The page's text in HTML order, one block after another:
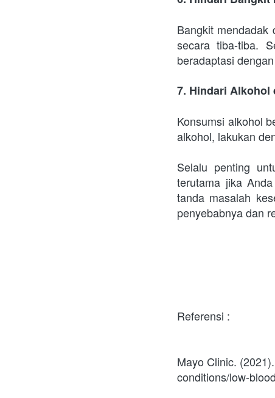
Bangkit mendadak
secara tiba-tiba.
beradaptasi
7. Hindari Alkohol
Konsumsi alkohol
alkohol, lakukan
Selalu penting
terutama jika
tanda masalah
penyebabnya dan
Referensi :
Mayo Clinic.
conditions/low-